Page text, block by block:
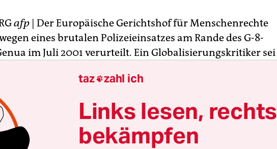
afp | Der Europäische Gerichtshof für Menschenrechte
eines brutalen Polizeieinsatzes am Rande des G-8-
im Juli 2001 verurteilt. Ein Globalisierungskritiker sei
urteilten die Straßburger Richter am Dienstag. Der
kritisierte, dass die gewalttätigen Polizisten wegen
italienischen Strafrechts nie identifiziert und bestraft
taz zahl ich
Links lesen, rechts
bekämpfen